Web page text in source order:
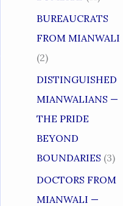
BUREAUCRATS
FROM MIANWALI
(2)
DISTINGUISHED
MIANWALIANS —
THE PRIDE
BEYOND
BOUNDARIES (3)
DOCTORS FROM
MIANWALI —